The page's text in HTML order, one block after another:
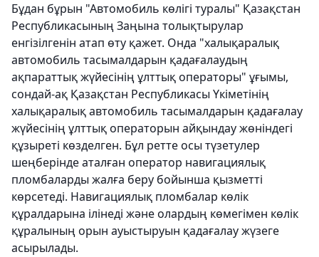
Бұдан бұрын "Автомобиль көлігі туралы" Қазақстан
Республикасының Заңына толықтырулар
енгізілгенін атап өту қажет. Онда "халықаралық
автомобиль тасымалдарын қадағалаудың
ақпараттық жүйесінің ұлттық операторы" ұғымы,
сондай-ақ Қазақстан Республикасы Үкіметінің
халықаралық автомобиль тасымалдарын қадағалау
жүйесінің ұлттық операторын айқындау жөніндегі
құзыреті көзделген. Бұл ретте осы түзетулер
шеңберінде аталған оператор навигациялық
пломбаларды жалға беру бойынша қызметті
көрсетеді. Навигациялық пломбалар көлік
құралдарына ілінеді және олардың көмегімен көлік
құралының орын ауыстыруын қадағалау жүзеге
асырылады.